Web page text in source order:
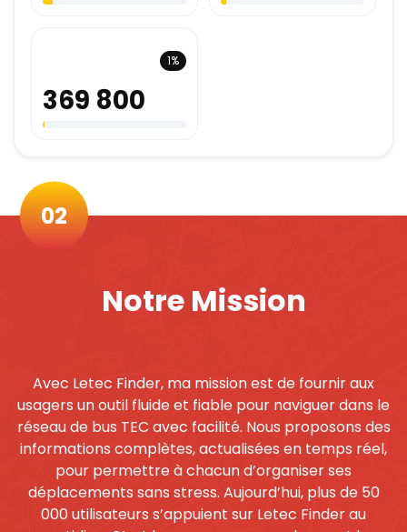
1%
369 800
02
Notre Mission
Avec Letec Finder, ma mission est de fournir aux
usagers un outil fluide et fiable pour naviguer dans le
réseau de bus TEC avec facilité. Nous proposons des
informations complètes, actualisées en temps réel,
pour permettre à chacun d’organiser ses
déplacements sans stress. Aujourd’hui, plus de 50
000 utilisateurs s’appuient sur Letec Finder au